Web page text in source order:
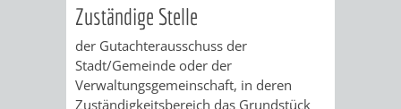
DENKMALS
ERSCHLIESSUNGSBEITRAG
ANTRAGSVERFAHREN
Zuständige Stelle
der Gutachterausschuss der
Stadt/Gemeinde oder der
Verwaltungsgemeinschaft, in deren
Zuständigkeitsbereich das Grundstück